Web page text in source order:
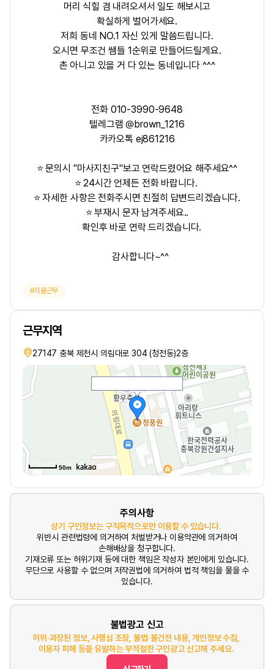
머리 식힐 겸 내려오셔서 일도 해보시고
확실하게 벌어가세요.
저희 동네 NO.1 자신 있게 말씀드립니다.
오시면 무조건쌤들 1순위로 만들어드릴게요.
촌 아니고 있을 거 다 있는 동네입니다 ^^^
전화 010-3990-9648
텔레그램 @brown_1216
카카오톡 ej861216
⭐ 문의시 "마사지친구"보고 연락드렸어요 해주세요^^
⭐ 24시간 언제든 전화 바랍니다.
⭐ 자세한 사항은 전화주시면 친절히 답변드리겠습니다.
⭐ 부재시 문자 남겨주세요..
확인후 바로 연락 드리겠습니다.
감사합니다~^^
자율근무
근무지역
27147 충북 제천시 의림대로 304 (청전동)2층
50m
주의사항
상기 구인정보는 구직목적으로만 이용할 수 있습니다.
위반시 관련법령에 의거하여 처벌받거나 이용약관에 의거하여
손해배상을 청구합니다.
기재오류 또는 허위기재 등에 대한 책임은 작성자 본인에게 있습니다.
무단으로 사용할 수 없으며 저작권법에 의거하여 법적 책임을 물을 수
있습니다.
불법광고 신고
허위·과장된 정보, 사행심 조장, 불법·불건전 내용, 개인정보 수집,
이용자 피해 등을 유발하는 부적절한 구인광고 신고해 주세요.